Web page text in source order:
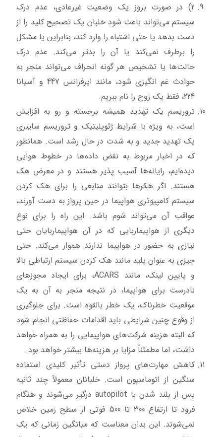
2) در صورت بروز یک وضعیت غیرعادی، عدم درک
سیستم می‌تواند باعث شود خلبان یک تصحیح کلید را از
دست بدهد یا حتی اشتباه را وارد کند، بنابراین یا مشکل
را برطرف نمی‌کند یا آن را بدتر می‌کند. عدم درک
حالت‌ها یا تشخیص هر گونه انحراف می‌تواند منجر به
حوادث غم انگیزی شود، مانند ایرفرانس 447 و آسیانا
224، فقط یک زوج را نام ببریم.
تروریسم یک تهدید همیشه برجسته و رو به افزایش
است، به ویژه با شرایط ژئوپلیتیک و تروریسم سایبری
یک تهدید جدید و به شدت در حال رشد است. همانطور
که در اخبار مربوط به نقض داده‌ها در خطوط هوایی
دیده‌ایم، رایانه‌ها آسیب پذیر هستند و در معرض هک
هستند. اگر هکرها بتوانند منابعی را برای هک کردن
سیستم کامپیوتری هواپیما در حین پرواز به دست آورند،
عواقب آن می‌تواند شوم باشد. این راه را برای نوع
دیگری از هواپیماربایی که در آن هواپیماربایان حتی
نیازی به حضور در هواپیما ندارند هموار می‌کند. حتی
چیزی به عنوان پلید مانند هک کردن سیستم ارتباطی بالا
و پایین لینک، مانند ACARS، برای ایجاد مجوزهای
نادرست برای هواپیما، در نتیجه منجر به آن به یک
موقعیت خطرناک، یک خطر بالقوه است. برای جلوگیری
از وقوع چنین شرایطی باید اقدامات حفاظتی انجام شود
که البته هزینه شرکت‌های هواپیمایی را به همراه خواهد
داشت، اما مطمئناً مزایا بر هزینه‌ها بیشتر خواهد بود.
کاهش مهارت‌های پرواز دستی تأثیر کلیدی استفاده
سنگین از اتوماسیون است. خلبانان معمولاً چند ثانیه
پس از بلند شدن با autopilot درگیر می‌شوند و هنگام
فرود تا ارتفاع 300 تا 500 فوتی از سطح زمین خلاص
نمی‌شوند. این بدان معناست که میانگین زمانی که یک